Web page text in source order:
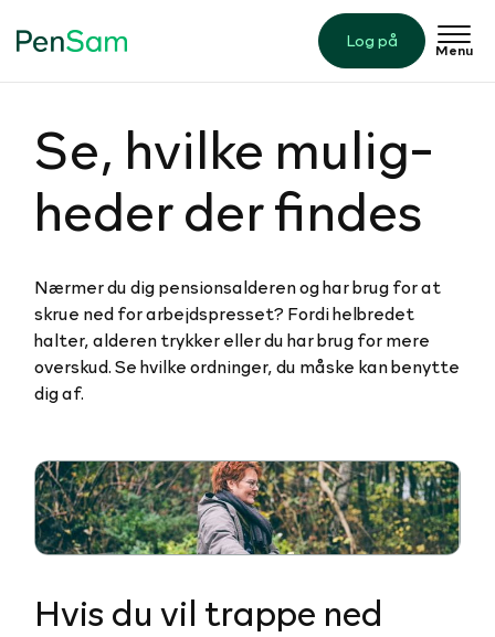
Log på Menu
Se, hvilke mu­lig­
he­der der findes
Nærmer du dig pensionsalderen og har brug for at
skrue ned for arbejdspresset? Fordi helbredet
halter, alderen trykker eller du har brug for mere
overskud. Se hvilke ordninger, du måske kan benytte
dig af.
Hvis du vil trappe ned